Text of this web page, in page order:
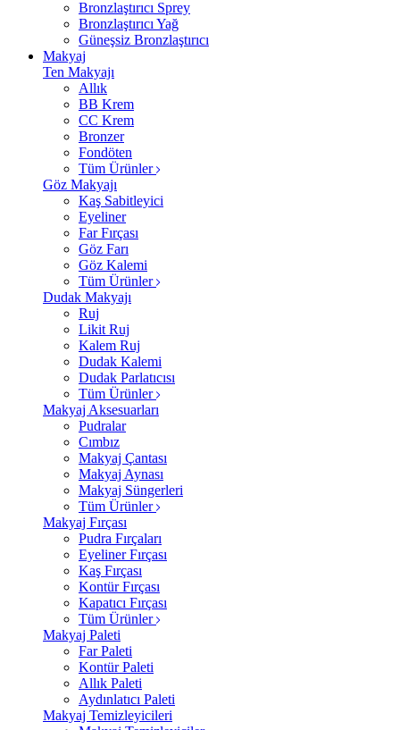
Bronzlaştırıcı Sprey
Bronzlaştırıcı Yağ
Güneşsiz Bronzlaştırıcı
Makyaj
Ten Makyajı
Allık
BB Krem
CC Krem
Bronzer
Fondöten
Tüm Ürünler
Göz Makyajı
Kaş Sabitleyici
Eyeliner
Far Fırçası
Göz Farı
Göz Kalemi
Tüm Ürünler
Dudak Makyajı
Ruj
Likit Ruj
Kalem Ruj
Dudak Kalemi
Dudak Parlatıcısı
Tüm Ürünler
Makyaj Aksesuarları
Pudralar
Cımbız
Makyaj Çantası
Makyaj Aynası
Makyaj Süngerleri
Tüm Ürünler
Makyaj Fırçası
Pudra Fırçaları
Eyeliner Fırçası
Kaş Fırçası
Kontür Fırçası
Kapatıcı Fırçası
Tüm Ürünler
Makyaj Paleti
Far Paleti
Kontür Paleti
Allık Paleti
Aydınlatıcı Paleti
Makyaj Temizleyicileri